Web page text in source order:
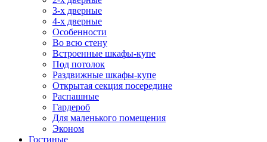
3-х дверные
4-х дверные
Особенности
Во всю стену
Встроенные шкафы-купе
Под потолок
Раздвижные шкафы-купе
Открытая секция посередине
Распашные
Гардероб
Для маленького помещения
Эконом
Гостиные